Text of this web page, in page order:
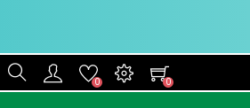
0 0